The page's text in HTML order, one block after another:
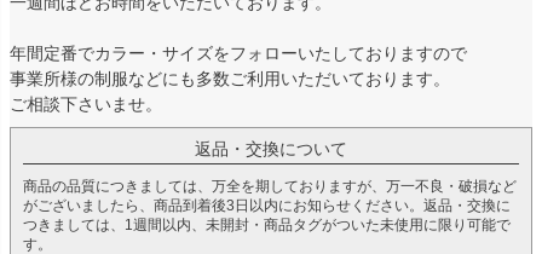
年間定番でカラー・サイズをフォローいたしておりますので
事業所様の制服などにも多数ご利用いただいております。
ご相談下さいませ。
返品・交換について
商品の品質につきましては、万全を期しておりますが、万一不良・破損など
がございましたら、商品到着後3日以内にお知らせください。返品・交換に
つきましては、1週間以内、未開封・商品タグがついた未使用に限り可能で
す。